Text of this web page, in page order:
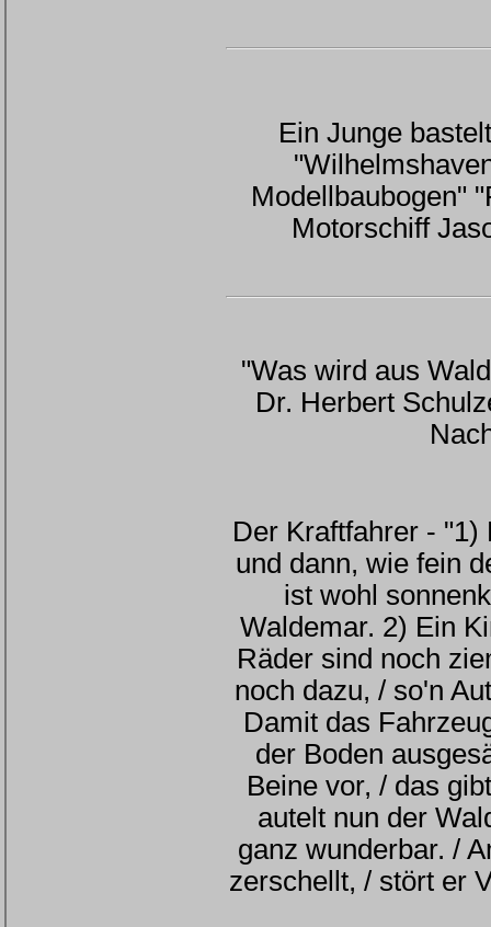
Ein Junge
Modellbaubogen"
Motorschiff
"Was wird aus
Dr. Herbert
Der Kraftfahrer - "1)
und dann, wie fein
ist wohl
Waldemar. 2) Ein
Räder sind noch
noch dazu, / so'n
Damit das
der Boden
Beine vor, / das
autelt nun der
ganz wunderbar. /
zerschellt, / stört er